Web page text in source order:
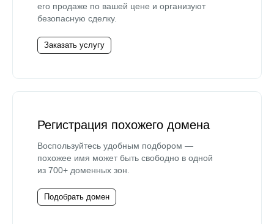
его продаже по вашей цене и организуют
безопасную сделку.
Заказать услугу
Регистрация похожего домена
Воспользуйтесь удобным подбором —
похожее имя может быть свободно в одной
из 700+ доменных зон.
Подобрать домен